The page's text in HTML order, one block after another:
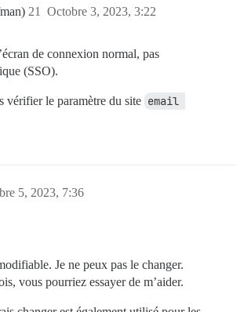
Octobre 3, 2023, 3:22
21
de connexion normal, pas
(SSO).
vérifier le paramètre du site email
5, 2023, 7:36
Je ne peux pas le changer.
vous pourriez essayer de m’aider.